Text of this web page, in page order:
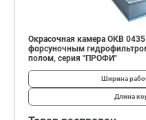
Окрасочная камера ОКВ
форсуночным
полом, серия "ПРОФИ"
Ширина
Длина